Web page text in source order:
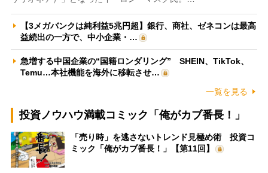
【3メガバンクは純利益5兆円超】銀行、商社、ゼネコンは最高
益続出の一方で、中小企業・…
急増する中国企業の“国籍ロンダリング” SHEIN、TikTok、
Temu…本社機能を海外に移転させ…
一覧を見る
投資ノウハウ満載コミック「俺がカブ番長！」
「売り時」を逃さないトレンド見極め術 投資コ
ミック「俺がカブ番長！」【第11回】